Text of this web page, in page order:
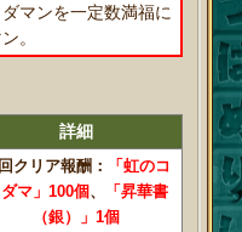
マンを一定数満福に
。
詳細
クリア報酬：
「虹のコ
ダマ」100個 、
「昇華書
（銀）」1個